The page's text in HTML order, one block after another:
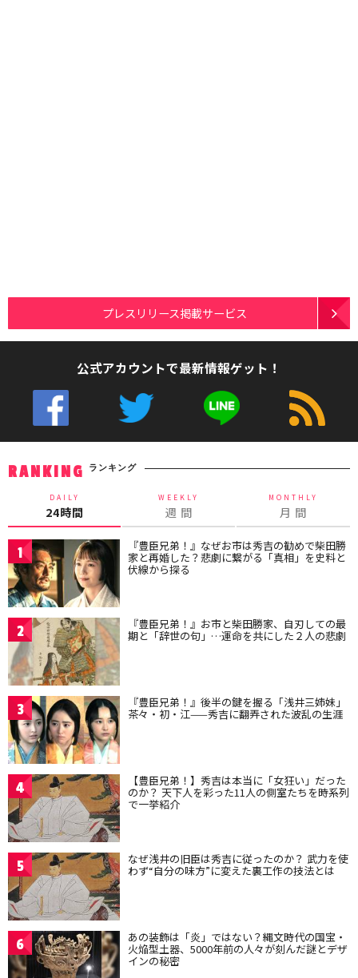
プレスリリース掲載サービス
公式アカウントで最新情報ゲット！
RANKING ランキング
DAILY
24時間
WEEKLY
週 間
MONTHLY
月 間
1 『豊臣兄弟！』なぜお市は秀吉の勧めで柴田勝
家と再婚した？悲劇に繋がる「真相」を史料と
伏線から探る
2 『豊臣兄弟！』お市と柴田勝家、自刃しての最
期と「辞世の句」…運命を共にした２人の悲劇
3 『豊臣兄弟！』後半の鍵を握る「浅井三姉妹」
茶々・初・江——秀吉に翻弄された波乱の生涯
4 【豊臣兄弟！】秀吉は本当に「女狂い」だった
のか？ 天下人を彩った11人の側室たちを時系列
で一挙紹介
5 なぜ浅井の旧臣は秀吉に従ったのか？ 武力を使
わず“自分の味方”に変えた裏工作の技法とは
6 あの装飾は「炎」ではない？縄文時代の国宝・
火焔型土器、5000年前の人々が刻んだ謎とデザ
インの秘密